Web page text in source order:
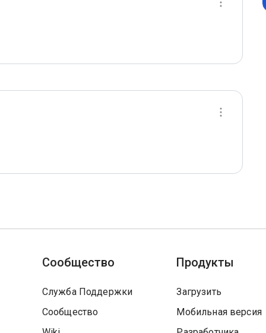
Сообщество
Служба Поддержки
Сообщество
Продукты
Загрузить
Мобильная версия